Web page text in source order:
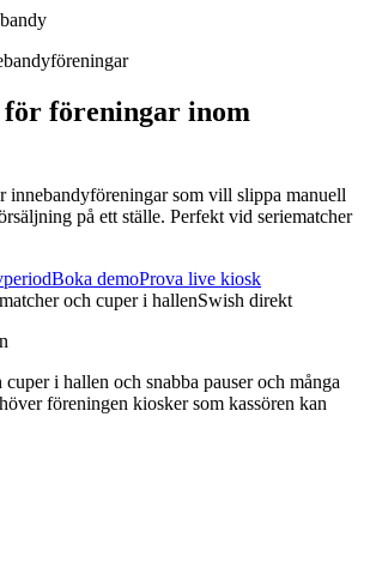
föreningar
för föreningar inom
som vill slippa manuell
på ett ställe. Perfekt vid seriematcher
Boka demoProva live kiosk
och cuper i hallenSwish direkt
cuper i hallen och snabba pauser och många
föreningen kiosker som kassören kan